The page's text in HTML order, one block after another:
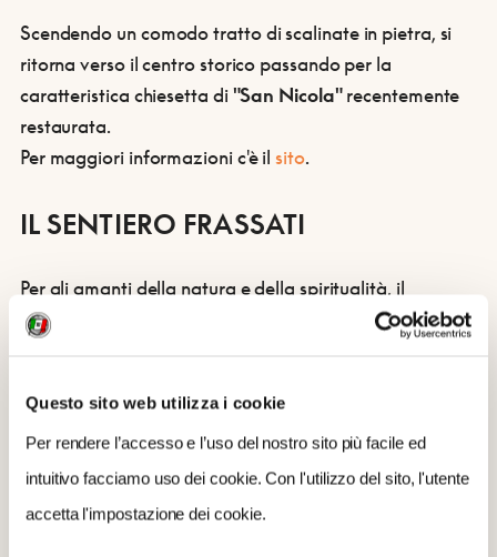
Questo sito web utilizza i cookie
Per rendere l’accesso e l’uso del nostro sito più facile ed
intuitivo facciamo uso dei cookie. Con l'utilizzo del sito, l'utente
accetta l'impostazione dei cookie.
Scendendo un comodo tratto di scalinate in pietra, si
ritorna verso il centro storico passando per la
caratteristica chiesetta di"San Nicola"recentemente
restaurata.
​Per maggiori informazioni c'è ilsito.
IL SENTIERO FRASSATI
Per gli amanti della natura e della spiritualità, il
Sentiero Frassati
offre un percorso che segue le orme
sulla propria spiritualità